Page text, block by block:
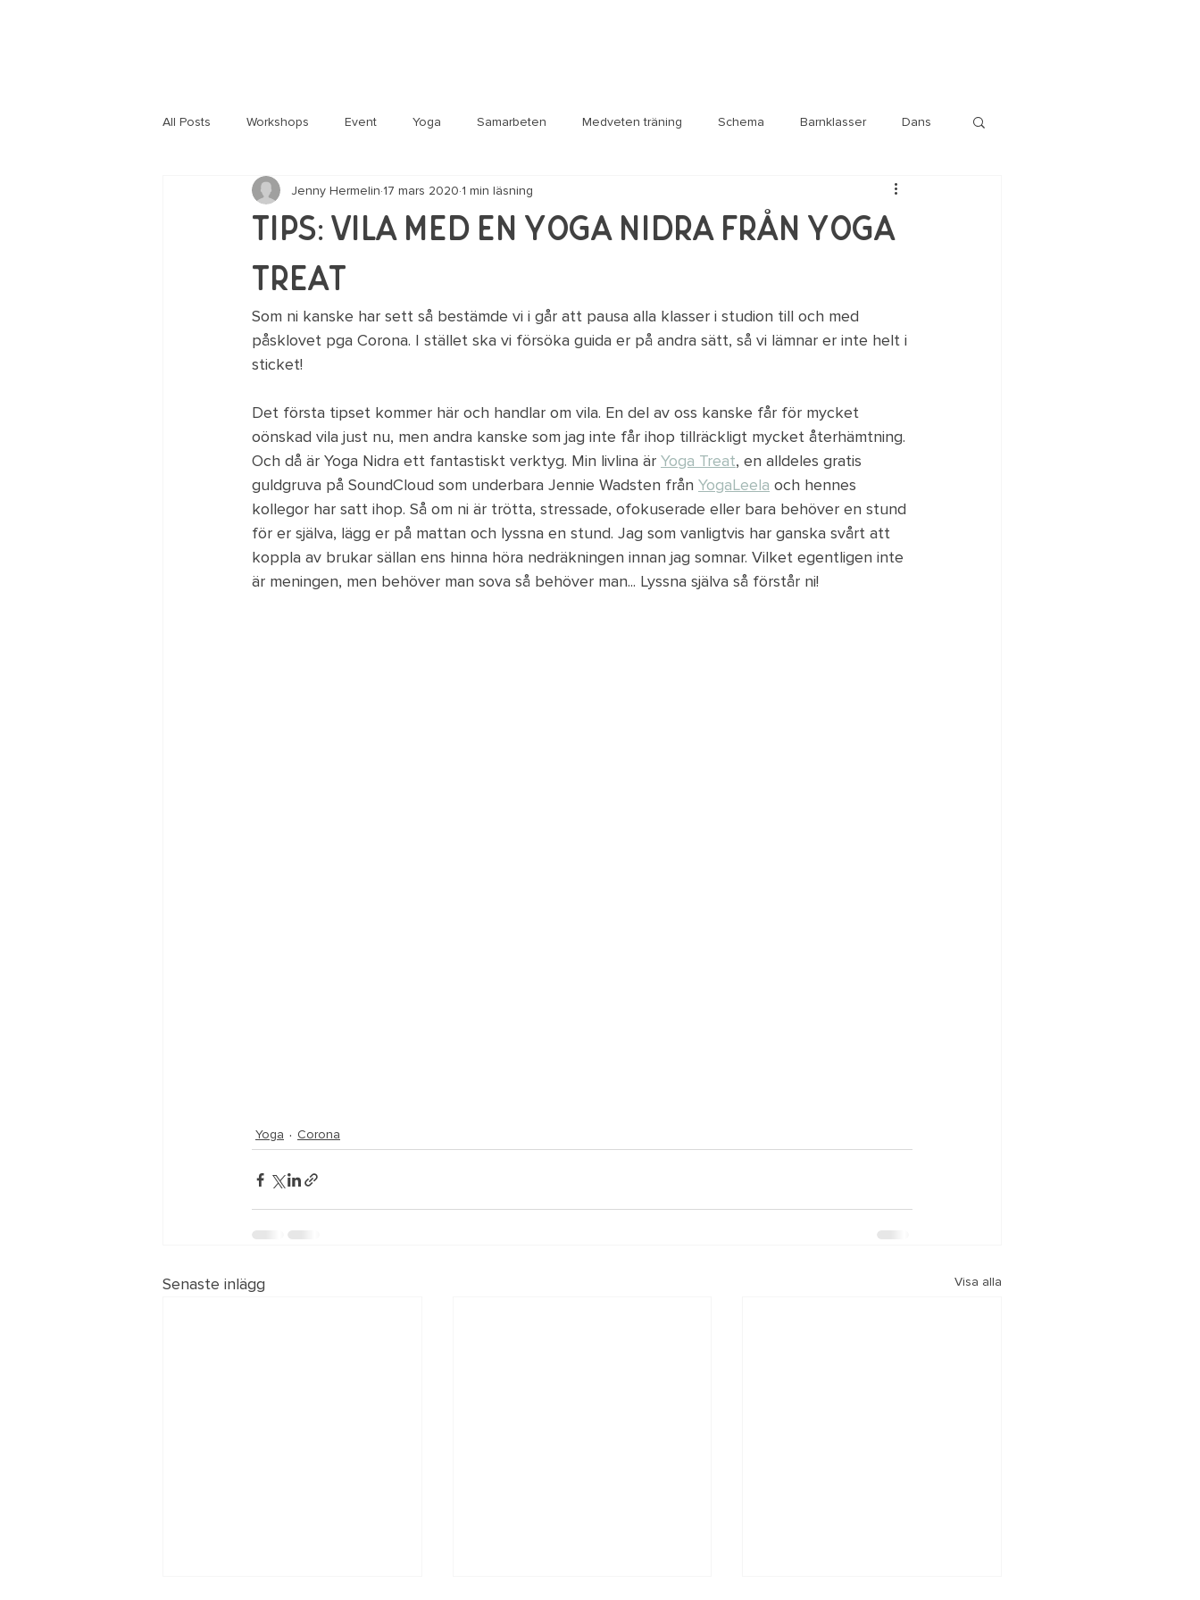
All Posts Workshops Event Yoga Samarbeten Medveten träning Schema Barnklasser Dans
Information Corona Hälsa Life hacks
Tips: Vila med en Yoga Nidra från Yoga
Treat
Jenny Hermelin 17 mars 2020 1 min läsning
Som ni kanske har sett så bestämde vi i går att pausa alla klasser i studion till och med
påsklovet pga Corona. I stället ska vi försöka guida er på andra sätt, så vi lämnar er inte helt i
sticket!
Det första tipset kommer här och handlar om vila. En del av oss kanske får för mycket
oönskad vila just nu, men andra kanske som jag inte får ihop tillräckligt mycket återhämtning.
Och då är Yoga Nidra ett fantastiskt verktyg. Min livlina är Yoga Treat, en alldeles gratis
guldgruva på SoundCloud som underbara Jennie Wadsten från YogaLeela och hennes
kollegor har satt ihop. Så om ni är trötta, stressade, ofokuserade eller bara behöver en stund
för er själva, lägg er på mattan och lyssna en stund. Jag som vanligtvis har ganska svårt att
koppla av brukar sällan ens hinna höra nedräkningen innan jag somnar. Vilket egentligen inte
är meningen, men behöver man sova så behöver man... Lyssna själva så förstår ni!
Yoga Corona
Senaste inlägg Visa alla